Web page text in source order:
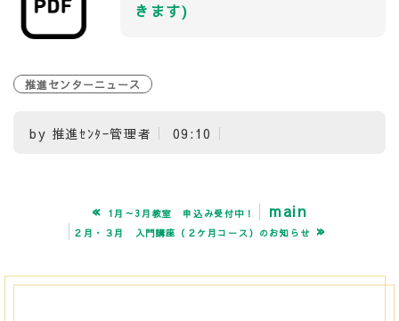
きます)
推進センターニュース
by 推進ｾﾝﾀｰ管理者 09:10
« 1月～3月教室 申込み受付中！ main
２月・３月 入門講座（２ケ月コース）のお知らせ »